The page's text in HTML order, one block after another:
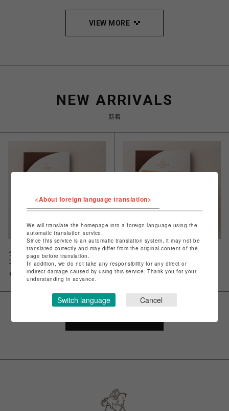
VIEW MORE
NEW ARRIVALS
新着
ラングドシャクッキーアソートメ
ント (18枚入)
￥2,160
ラングドシャクッキーアソートメ
ント (30枚入)
￥3,240
<About foreign language translation>
We will translate the homepage into a foreign language using the
automatic translation service.
Since this service is an automatic translation system, it may not be
translated correctly and may differ from the original content of the
page before translation.
In addition, we do not take any responsibility for any direct or
indirect damage caused by using this service. Thank you for your
understanding in advance.
Switch language Cancel